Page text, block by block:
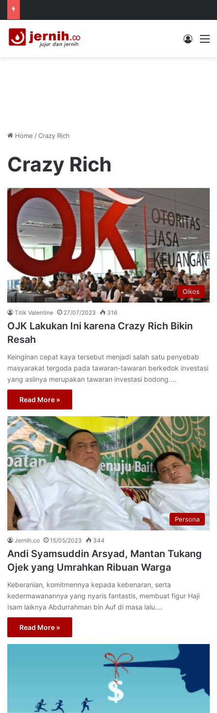
Log In
Home /Crazy Rich
Crazy Rich
Oikos
Titik Valentine 27/07/2023 316
OJK Lakukan Ini karena Crazy Rich Bikin
Resah
Keinginan cepat kaya tersebut menjadi salah satu penyebab
masyarakat tergoda pada tawaran-tawaran berkedok investasi
yang aslinya merupakan tawaran investasi bodong.…
Read More »
Persona
Jernih.co 15/05/2023 344
Andi Syamsuddin Arsyad, Mantan Tukang
Ojek yang Umrahkan Ribuan Warga
Keberanian, komitmennya kepada kebenaran, serta
kedermawanannya yang nyaris fantastis, membuat figur Haji
Isam laiknya Abdurrahman bin Auf di masa lalu.…
Read More »